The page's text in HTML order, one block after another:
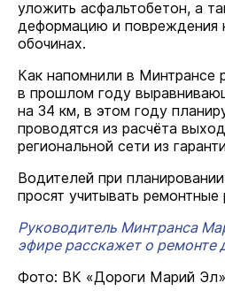
уложить асфальтобетон, а
деформацию и повреждения
обочинах.
Как напомнили в Минтрансе
в прошлом году
на 34 км, в этом году
проводятся из расчёта
региональной сети из
Водителей при
просят учитывать
Руководитель Минтранса
эфире расскажет о ремонте
Фото: ВК «Дороги Марий Эл»